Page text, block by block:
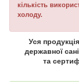
кількість
холоду.
Уся
державної
та